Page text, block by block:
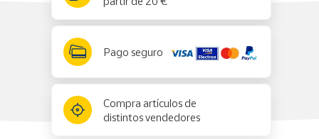
Pago seguro
Compra artículos de
distintos vendedores